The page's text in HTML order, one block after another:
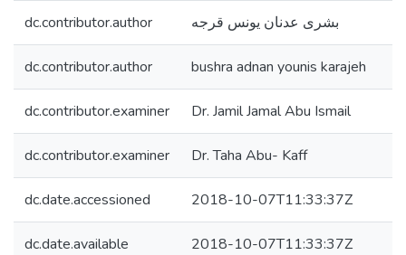
dc.contributor.author بشرى عدنان يونس قرجه
dc.contributor.author bushra adnan younis karajeh
dc.contributor.examiner Dr. Jamil Jamal Abu Ismail
dc.contributor.examiner Dr. Taha Abu- Kaff
dc.date.accessioned 2018-10-07T11:33:37Z
dc.date.available 2018-10-07T11:33:37Z